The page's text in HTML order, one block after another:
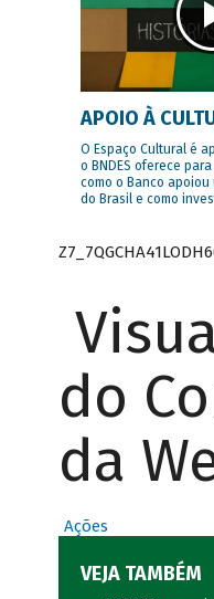
APOIO À
O Espaço Cultural é
o BNDES oferece
como o Banco
do Brasil e como
do
da
Ações
VEJA TAMBÉM